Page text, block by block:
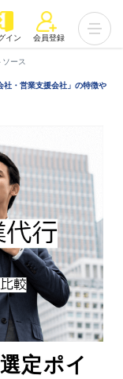
イン 会員登録
ース
・営業支援会社」の特徴や
定ポイ